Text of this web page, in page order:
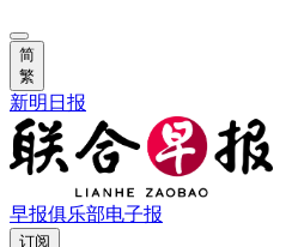
简
繁
新明日报
早报俱乐部电子报
订阅